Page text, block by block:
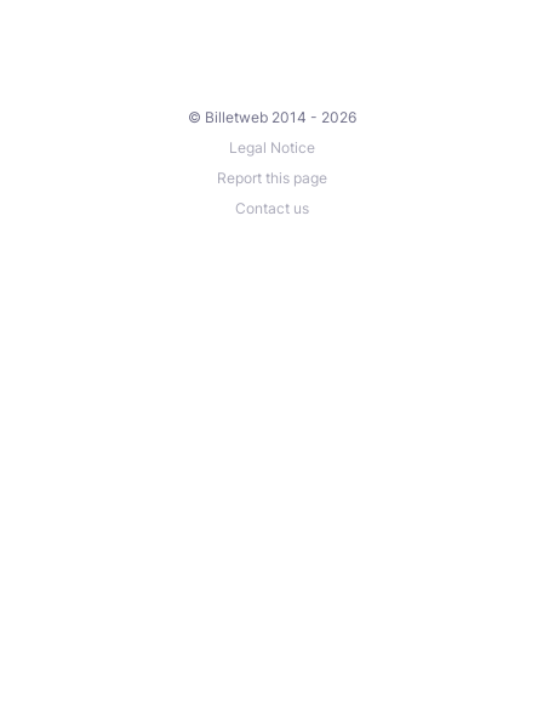
© Billetweb 2014 - 2026
Legal Notice
Report this page
Contact us